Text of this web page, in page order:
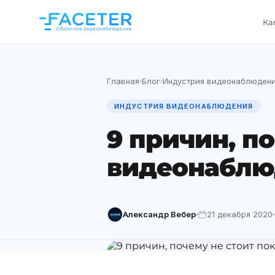
Главная›Блог›Индустрия
ИНДУСТРИЯ ВИДЕОНАБЛЮДЕНИЯ
9 причин,
Александр Вебер 21 декабря 2020